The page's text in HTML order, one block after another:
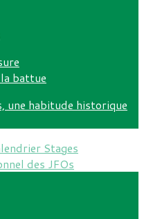
battue
une habitude historique
Stages
des JFOs